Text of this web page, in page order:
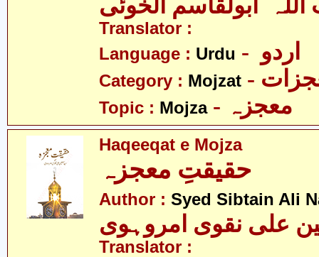
اللہ ابولقاسم الخوئی
Translator :
Language : Urdu
Category : Mojzat
Topic : Mojza - معجزہ
Haqeeqat e Mojza
حقیقتِ معجزہ
Author : Syed Sibtain Ali
علی نقوی امروہوی
Translator :